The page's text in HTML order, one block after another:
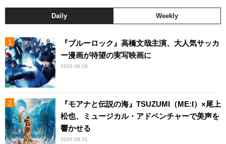
Daily Weekly
『ブルーロック』高橋文哉主演、大人気サッカ
ー漫画が待望の実写映画に
2026.08.08
『モアナと伝説の海』TSUZUMI（ME:I）×尾上
松也、ミュージカル・アドベンチャーで美声を
響かせる
2026.08.01